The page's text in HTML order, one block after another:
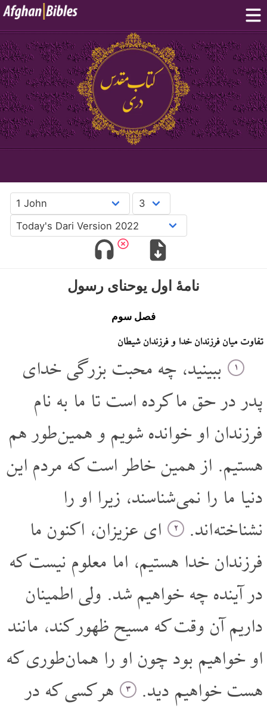
Home
Dari Bibles Pashto Bibles
Others: Balochi · Hazaragi · Turkmen
Phone Apps
نامۀ اول یوحنای رسول
فصل سوم
تفاوت میان فرزندان خدا و فرزندان شیطان
۱ ببینید، چه محبت بزرگی خدای
پدر در حق ما کرده است تا ما به نام
فرزندان او خوانده شویم و همین طور هم
هستیم. از همین خاطر است که مردم این
دنیا ما را نمی شناسند، زیرا او را
نشناخته اند.
۲ ای عزیزان، اکنون ما
فرزندان خدا هستیم، اما معلوم نیست که
در آینده چه خواهیم شد. ولی اطمینان
داریم آن وقت که مسیح ظهور کند، مانند
او خواهیم بود چون او را همان طوری که
هست خواهیم دید.
۳ هر کسی که در